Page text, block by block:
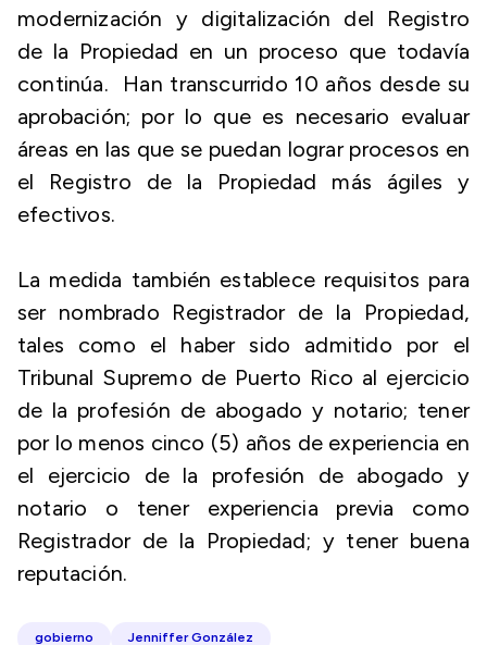
modernización y digitalización del Registro
de la Propiedad en un proceso que todavía
continúa. Han transcurrido 10 años desde su
aprobación; por lo que es necesario evaluar
áreas en las que se puedan lograr procesos en
el Registro de la Propiedad más ágiles y
efectivos.
La medida también establece requisitos para
ser nombrado Registrador de la Propiedad,
tales como el haber sido admitido por el
Tribunal Supremo de Puerto Rico al ejercicio
de la profesión de abogado y notario; tener
por lo menos cinco (5) años de experiencia en
el ejercicio de la profesión de abogado y
notario o tener experiencia previa como
Registrador de la Propiedad; y tener buena
reputación.
gobierno Jenniffer González